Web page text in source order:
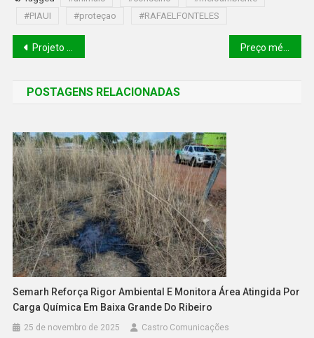
#PIAUI
#proteçao #RAFAELFONTELES
Projeto que prevê prisão a quem discriminar políticos pode beneficiar mais de 390 mil
POSTAGENS RELACIONADAS
Semarh Reforça Rigor Ambiental E Monitora Área Atingida Por
Carga Química Em Baixa Grande Do Ribeiro
25 de novembro de 2025 Castro Comunicações